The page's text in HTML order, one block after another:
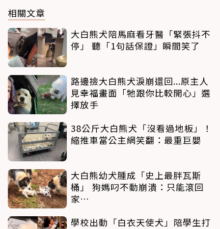
相關文章
大白熊犬陪馬麻看牙醫「緊張抖不
停」 聽「1句話保證」瞬間笑了
路邊撿大白熊犬淚崩還回...原主人
見幸福畫面「牠跟你比較開心」選
擇放手
38公斤大白熊犬「沒看過地板」！
縮推車當公主網笑翻：最重巨嬰
大白熊幼犬腫成「史上最胖瓦斯
桶」 狗媽叼不動崩潰：只能滾回
家…
學校出動「白衣天使犬」陪學生打